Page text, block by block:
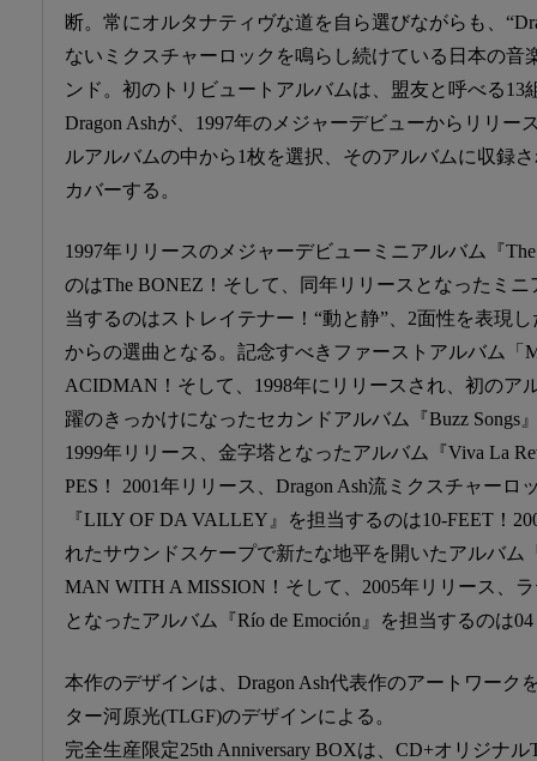
断。常にオルタナティヴな道を自ら選びながらも、
ないミクスチャーロックを鳴らし続けている日本の音
ンド。初のトリビュートアルバムは、盟友と呼べる13
Dragon Ashが、1997年のメジャーデビューからリリー
ルアルバムの中から1枚を選択、そのアルバムに収録
カバーする。
1997年リリースのメジャーデビューミニアルバム『
のはThe BONEZ！そして、同年リリースとなったミニ
当するのはストレイテナー！“動と静”、2面性を表現
からの選曲となる。記念すべきファーストアルバム「
ACIDMAN！そして、1998年にリリースされ、初のア
躍のきっかけになったセカンドアルバム『Buzz Songs
1999年リリース、金字塔となったアルバム『Viva La
PES！ 2001年リリース、Dragon Ash流ミクスチャーロ
『LILY OF DA VALLEY』を担当するのは10-FEET！
れたサウンドスケープで新たな地平を開いたアルバム
MAN WITH A MISSION！そして、2005年リリース、
となったアルバム『Río de Emoción』を担当するのは04
本作のデザインは、Dragon Ash代表作のアートワーク
ター河原光(TLGF)のデザインによる。
完全生産限定25th Anniversary BOXは、CD+オリジナ